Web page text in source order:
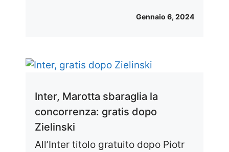
Gennaio 6, 2024
Inter, Marotta sbaraglia la
concorrenza: gratis dopo
Zielinski
All’Inter titolo gratuito dopo Piotr